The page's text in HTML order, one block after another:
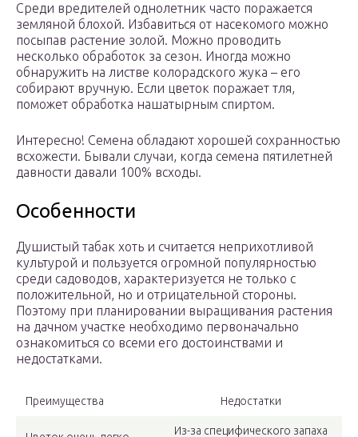
Среди вредителей однолетник часто поражается
земляной блохой. Избавиться от насекомого можно
посыпав растение золой. Можно проводить
несколько обработок за сезон. Иногда можно
обнаружить на листве колорадского жука – его
собирают вручную. Если цветок поражает тля,
поможет обработка нашатырным спиртом.
Интересно! Семена обладают хорошей сохранностью
всхожести. Бывали случаи, когда семена пятилетней
давности давали 100% всходы.
Особенности
Душистый табак хоть и считается неприхотливой
культурой и пользуется огромной популярностью
среди садоводов, характеризуется не только с
положительной, но и отрицательной стороны.
Поэтому при планировании выращивания растения
на дачном участке необходимо первоначально
ознакомиться со всеми его достоинствами и
недостатками.
Преимущества Недостатки
Из-за специфического запаха